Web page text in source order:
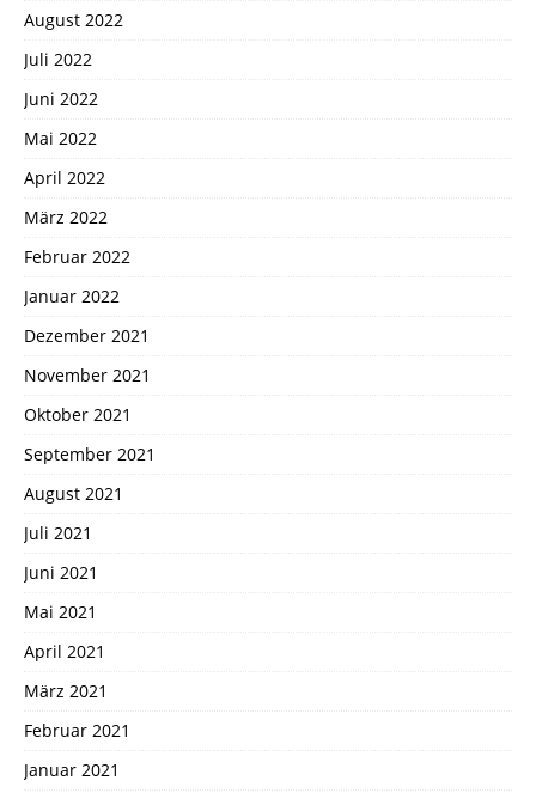
August 2022
Juli 2022
Juni 2022
Mai 2022
April 2022
März 2022
Februar 2022
Januar 2022
Dezember 2021
November 2021
Oktober 2021
September 2021
August 2021
Juli 2021
Juni 2021
Mai 2021
April 2021
März 2021
Februar 2021
Januar 2021